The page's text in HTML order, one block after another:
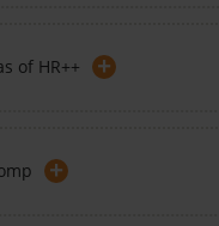
of HR++ +
+